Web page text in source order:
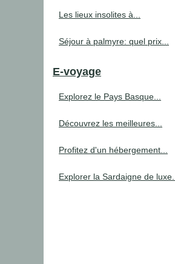
Les lieux insolites à...
Séjour à palmyre: quel prix...
E-voyage
Explorez le Pays Basque...
Découvrez les meilleures...
Profitez d'un hébergement...
Explorer la Sardaigne de luxe...